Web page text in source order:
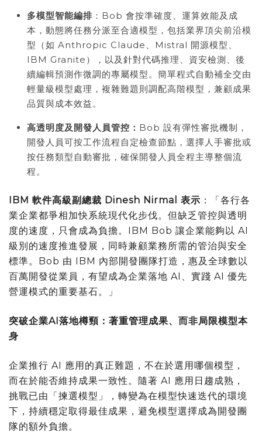
多模型智能編排 ：Bob 會按準確度、運算效能及成
本，動態將任務分派至合適模型，包括業界頂尖前沿模
型（如 Anthropic Claude、Mistral 開源模型、
IBM Granite），以及針對代碼推理、資安檢測、後
續編輯預測作微調的專屬模型。簡單程式自動補全交由
輕量級模型處理，複雜難題則調配高階模型，兼顧成果
品質與成本效益。
高透明度及開發人員管控： Bob 設有彈性審批機制，
開發人員可按工作流程自定檢查節點，選擇人手審批或
按任務類型自動審批，確保開發人員全程主導整個流
程。
IBM 軟件高級副總裁 Dinesh Nirmal 表示 ：「各行各
業企業都爭相加快系統現代化步伐。但缺乏管控與透明
度的速度，只會成為負擔。IBM Bob 讓企業能夠以 AI
級別的速度推進發展，同時兼顧業務所需的管治與安全
標準。Bob 由 IBM 內部開發團隊打造，惠及全球數以
百萬開發從業員，有望成為企業落地 AI、實踐 AI 優先
營運模式的重要基石。」
突破企業AI 落地樽頸：著重管理成果、而非局限模型本
身
企業推行 AI 應用的真正難題，不在於選用哪個模型，
而在於能否維持成果一致性。隨著 AI 應用日趨成熟，
挑戰已由「揀選模型」，轉變為在模型快速迭代的環境
下，持續穩定取得最佳成果，避免模型選擇成為開發團
隊的額外負擔。